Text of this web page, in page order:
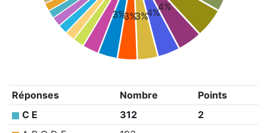
4%
4%
3%
3%
3%
Réponses Nombre
Points
C E
312
2